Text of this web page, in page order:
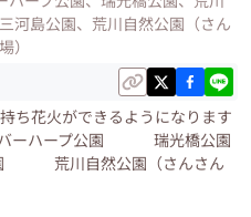
河島公園、荒川自然公園（さん
）
ち花火ができるようになります
バーハープ公園 瑞光橋公園
自然公園（さんさん